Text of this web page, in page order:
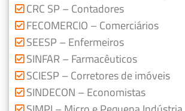
CRC SP – Contadores
FECOMERCIO – Comerciários
SEESP – Enfermeiros
SINFAR – Farmacêuticos
SCIESP – Corretores de imóveis
SINDECON – Economistas